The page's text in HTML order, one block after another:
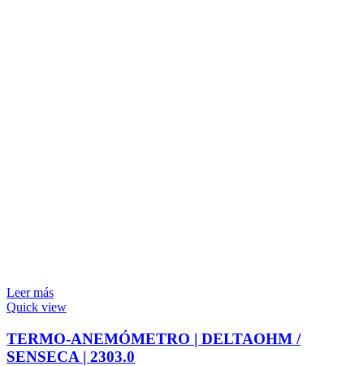
Leer más
Quick view
TERMO-ANEMÓMETRO | DELTAOHM /
SENSECA | 2303.0